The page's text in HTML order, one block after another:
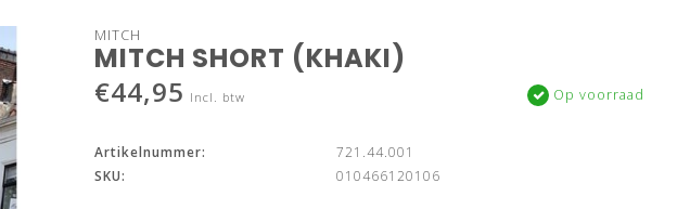
MITCH
MITCH SHORT (KHAKI)
€44,95 Incl. btw Op voorraad
Artikelnummer:
721.44.001
SKU:
010466120106